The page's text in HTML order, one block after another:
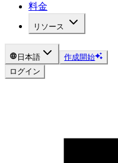
料金
リソース
日本語
作成開始
ログイン